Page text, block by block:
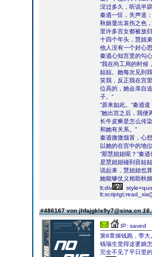
没过多久，听说半
秦逍一怔，失声道
秋娘显出哀伤之色
里许多宫女都被放
十四个年头，慧姐
他人没有一个好心
秦逍心知宫里的勾
“我在尚工局的时候
姑姑。她每次见到
笑我，反正我在宫
位高的，她会亲自
子。”
“原来如此。”秦逍
“她出宫之后，我便
长牛皮癣是怎么传
和她有关系。”
秦逍微微颔首，心
以她的在宫中的地
“那慧姐姐呢？”秦
是慧姐姐碰到容姑
说起来，慧姐姐也
她能够仗义相助秋
lt;div
#486167 von jhfajgkls9y7@sina.cn
IP: saved
第8章揣钱跑，带大
钱瑞生觉得这婆娘
完全不见了平日里